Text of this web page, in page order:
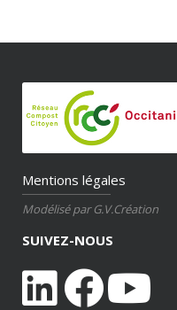
Mentions légales
Modélisé par G.V.Création
SUIVEZ-NOUS